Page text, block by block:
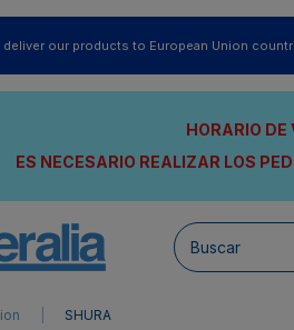
deliver our products to European Union
HORARIO
ES NECESARIO REALIZAR LOS
SHURA